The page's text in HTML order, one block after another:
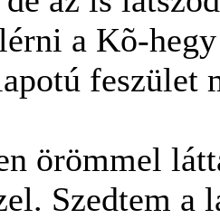
a Kõ-
feszület
örömmel
Szedtem a